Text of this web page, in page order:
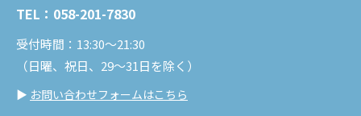
TEL：058-201-7830
受付時間：13:30～21:30
（日曜、祝日、29～31日を除く）
▶ お問い合わせフォームはこちら